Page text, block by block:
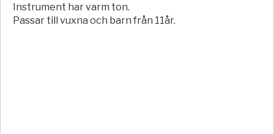
Instrument har varm ton.
Passar till vuxna och barn från 11år.